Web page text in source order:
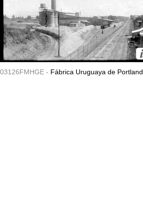
03126FMHGE - Fábrica Uruguaya de Portland.